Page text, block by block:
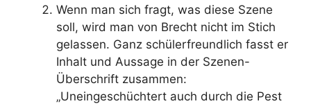
Wenn man sich fragt, was diese Szene
soll, wird man von Brecht nicht im Stich
gelassen. Ganz schülerfreundlich fasst er
Inhalt und Aussage in der Szenen-
Überschrift zusammen:
„Uneingeschüchtert auch durch die Pest